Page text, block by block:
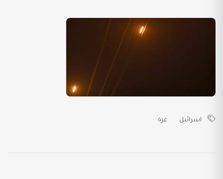
اسرائيل غزة